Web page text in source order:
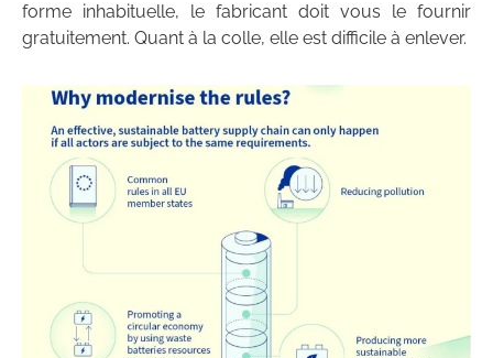
forme inhabituelle, le fabricant doit vous le fournir
gratuitement. Quant à la colle, elle est difficile à enlever.